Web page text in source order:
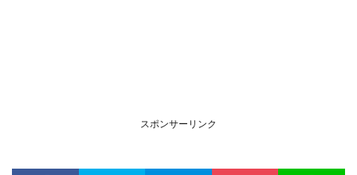
スポンサーリンク